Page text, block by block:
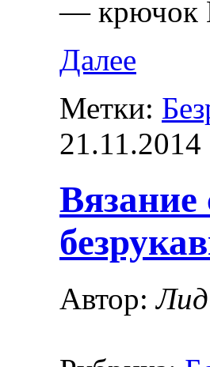
— крючок
Далее
Метки:
21.11.2014
Автор: